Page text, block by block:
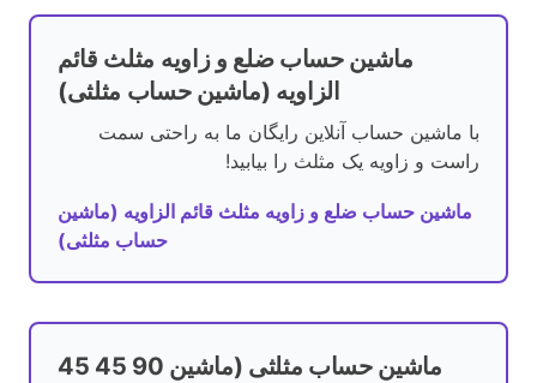
ماشین حساب ضلع و زاویه مثلث قائم
الزاویه (ماشین حساب مثلثی)
با ماشین حساب آنلاین رایگان ما به راحتی سمت
راست و زاویه یک مثلث را بیابید!
ماشین حساب ضلع و زاویه مثلث قائم الزاویه (ماشین
حساب مثلثی)
45 45 90 ماشین حساب مثلثی (ماشین